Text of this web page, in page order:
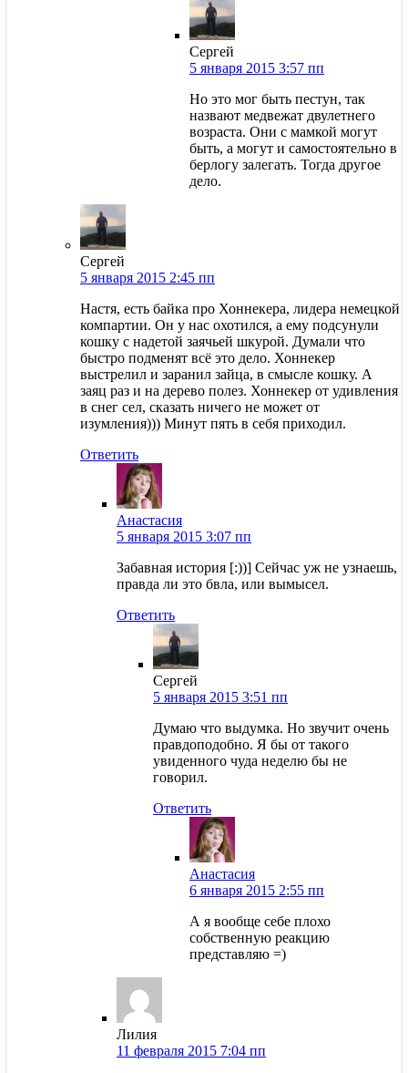
Сергей
5 января 2015 3:57 пп
Но это мог быть пестун, так
назвают медвежат двулетнего
возраста. Они с мамкой могут
быть, а могут и самостоятельно в
берлогу залегать. Тогда другое
дело.
Сергей
5 января 2015 2:45 пп
Настя, есть байка про Хоннекера, лидера немецкой
компартии. Он у нас охотился, а ему подсунули
кошку с надетой заячьей шкурой. Думали что
быстро подменят всё это дело. Хоннекер
выстрелил и заранил зайца, в смысле кошку. А
заяц раз и на дерево полез. Хоннекер от удивления
в снег сел, сказать ничего не может от
изумления))) Минут пять в себя приходил.
Ответить
Анастасия
5 января 2015 3:07 пп
Забавная история [:))] Сейчас уж не узнаешь,
правда ли это бвла, или вымысел.
Ответить
Сергей
5 января 2015 3:51 пп
Думаю что выдумка. Но звучит очень
правдоподобно. Я бы от такого
увиденного чуда неделю бы не
говорил.
Ответить
Анастасия
6 января 2015 2:55 пп
А я вообще себе плохо
собственную реакцию
представляю =)
Лилия
11 февраля 2015 7:04 пп